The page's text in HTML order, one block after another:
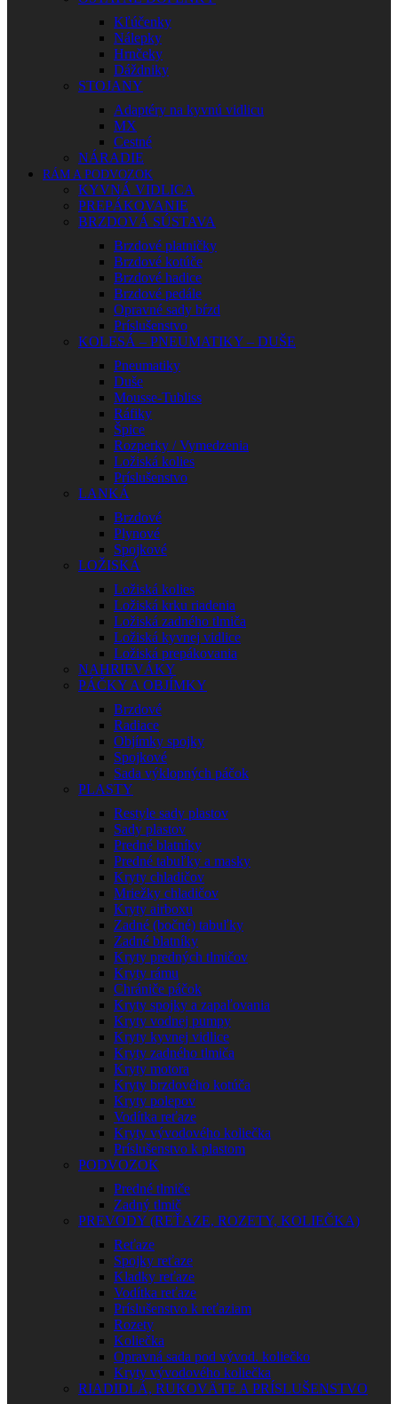
Kľúčenky
Nálepky
Hrnčeky
Dáždniky
STOJANY
Adaptéry na kyvnú vidlicu
MX
Cestné
NÁRADIE
RÁM A PODVOZOK
KYVNÁ VIDLICA
PREPÁKOVANIE
BRZDOVÁ SÚSTAVA
Brzdové platničky
Brzdové kotúče
Brzdové hadice
Brzdové pedále
Opravné sady bŕzd
Príslušenstvo
KOLESÁ – PNEUMATIKY – DUŠE
Pneumatiky
Duše
Mousse-Tubliss
Ráfiky
Špice
Rozperky / Vymedzenia
Ložiská kolies
Príslušenstvo
LANKÁ
Brzdové
Plynové
Spojkové
LOŽISKÁ
Ložiská kolies
Ložiská krku riadenia
Ložiská zadného tlmiča
Ložiská kyvnej vidlice
Ložiská prepákovania
NAHRIEVÁKY
PÁČKY A OBJÍMKY
Brzdové
Radiace
Objímky spojky
Spojkové
Sada výklopných páčok
PLASTY
Restyle sady plastov
Sady plastov
Predné blatníky
Predné tabuľky a masky
Kryty chladičov
Mriežky chladičov
Kryty airboxu
Zadné (bočné) tabuľky
Zadné blatníky
Kryty predných tlmičov
Kryty rámu
Chrániče páčok
Kryty spojky a zapaľovania
Kryty vodnej pumpy
Kryty kyvnej vidlice
Kryty zadného tlmiča
Kryty motora
Kryty brzdového kotúča
Kryty polepov
Vodítka reťaze
Kryty vývodového koliečka
Príslušenstvo k plastom
PODVOZOK
Predné tlmiče
Zadný tlmič
PREVODY (REŤAZE, ROZETY, KOLIEČKA)
Reťaze
Spojky reťaze
Kladky reťaze
Vodítka reťaze
Príslušenstvo k reťaziam
Rozety
Koliečka
Opravná sada pod vývod. koliečko
Kryty vývodového koliečka
RIADIDLÁ, RUKOVÄTE A PRÍSLUŠENSTVO